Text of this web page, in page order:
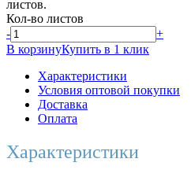
листов.
Кол-во листов
-
+
В корзинуКупить в 1 клик
Характеристики
Условия оптовой покупки
Доставка
Оплата
Характеристики